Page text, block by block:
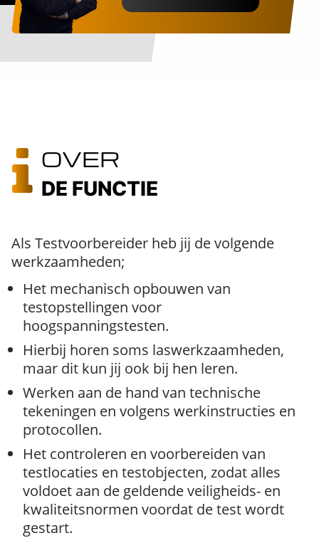
OVER
DE FUNCTIE
Als Testvoorbereider heb jij de volgende
werkzaamheden;
Het mechanisch opbouwen van
testopstellingen voor
hoogspanningstesten.
Hierbij horen soms laswerkzaamheden,
maar dit kun jij ook bij hen leren.
Werken aan de hand van technische
tekeningen en volgens werkinstructies en
protocollen.
Het controleren en voorbereiden van
testlocaties en testobjecten, zodat alles
voldoet aan de geldende veiligheids- en
kwaliteitsnormen voordat de test wordt
gestart.